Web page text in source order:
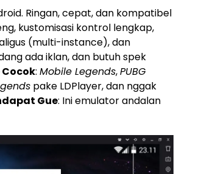
Ringan, cepat, dan kompatibel
kustomisasi kontrol lengkap,
(multi-instance), dan
ada iklan, dan butuh spek
Cocok: Mobile Legends,PUBG
pake LDPlayer, dan nggak
Gue: Ini emulator andalan